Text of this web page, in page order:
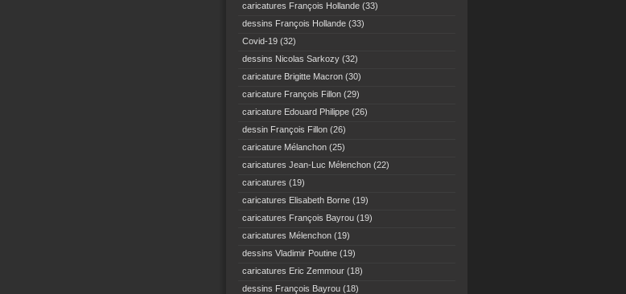
caricatures François Hollande (33)
dessins François Hollande (33)
Covid-19 (32)
dessins Nicolas Sarkozy (32)
caricature Brigitte Macron (30)
caricature François Fillon (29)
caricature Edouard Philippe (26)
dessin François Fillon (26)
caricature Mélanchon (25)
caricatures Jean-Luc Mélenchon (22)
caricatures (19)
caricatures Elisabeth Borne (19)
caricatures François Bayrou (19)
caricatures Mélenchon (19)
dessins Vladimir Poutine (19)
caricatures Eric Zemmour (18)
dessins François Bayrou (18)